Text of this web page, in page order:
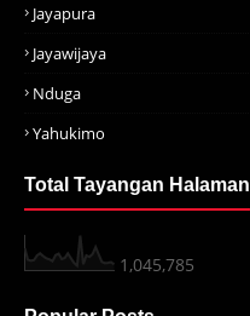
Jayapura
Jayawijaya
Nduga
Yahukimo
Total Tayangan Halaman
1,045,785